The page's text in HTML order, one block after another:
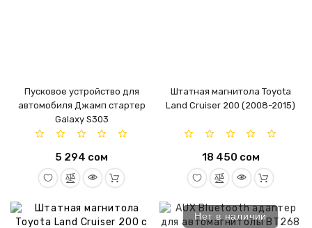
Пусковое устройство для
автомобиля Джамп стартер
Galaxy S303
5 294 сом
Штатная магнитола Toyota
Land Cruiser 200 (2008-2015)
18 450 сом
Нет в наличии